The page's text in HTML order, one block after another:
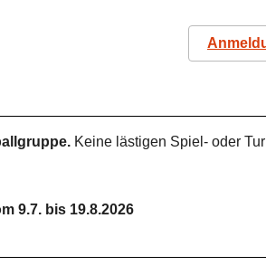
Keine lästigen Spiel- oder
9.7. bis 19.8.2026